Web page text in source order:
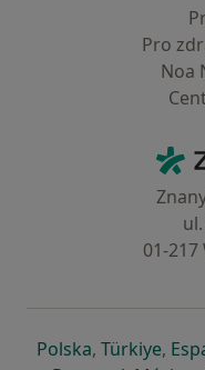
Pro
Noa
01-
Polskase otevře v
, Türkiyese
,